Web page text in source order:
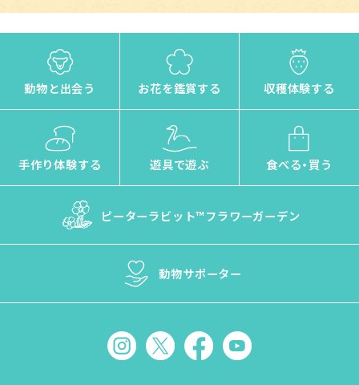
動物と出会う お花を鑑賞する 収穫体験する
手作り体験する 遊具で遊ぶ 食べる・買う
ピーターラビット™フラワーガーデン
動物サポーター